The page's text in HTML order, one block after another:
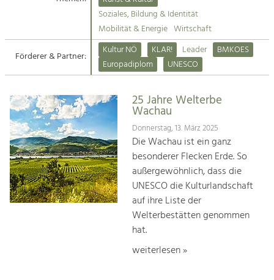
Suche
Impressum
Kontakt
Angebotsentwicklung und
Handwerk, Wissenschaft und Forschung.
Soziales, Bildung &
Identität
Gleichberechtigung, Jugend und
Integration
Mobilität & Energie
Klimawandel, öffentlicher Verkehr und
Steigerung regionaler Wertschöpfung
Soziales, Bildung & Identität
Mobilität & Energie Wirtschaft
Förderer & Partner:
Kultur NÖ KLAR! Leader
BMKOES
Europadiplom
UNESCO
25 Jahre Welterbe
Wachau
Donnerstag, 13. März 2025
Die Wachau ist ein ganz
besonderer Flecken Erde. So
außergewöhnlich, dass die
UNESCO die Kulturlandschaft
auf ihre Liste der
Welterbestätten genommen
hat.
weiterlesen »